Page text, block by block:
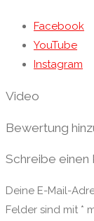
Facebook
YouTube
Instagram
Video
Bewertung
Schreibe einen
Deine E-Mail-
Felder sind mit *